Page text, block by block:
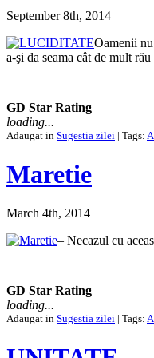
September 8th, 2014
Oamenii
a-şi da seama cât de mult
GD Star Rating
loading...
Adaugat in Sugestia zilei | Tags:
Maretie
March 4th, 2014
– Necazul cu
GD Star Rating
loading...
Adaugat in Sugestia zilei | Tags: